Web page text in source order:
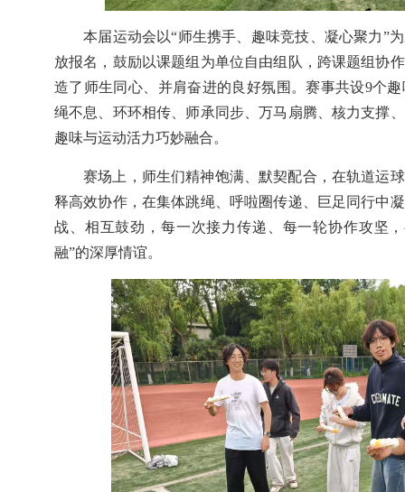
本届运动会以“师生携手、趣味竞技、凝心聚力”
放报名，鼓励以课题组为单位自由组队，跨课题组协
造了师生同心、并肩奋进的良好氛围。赛事共设9个趣
绳不息、环环相传、师承同步、万马扇腾、核力支撑
趣味与运动活力巧妙融合。
赛场上，师生们精神饱满、默契配合，在轨道运
释高效协作，在集体跳绳、呼啦圈传递、巨足同行中
战、相互鼓劲，每一次接力传递、每一轮协作攻坚
融”的深厚情谊。